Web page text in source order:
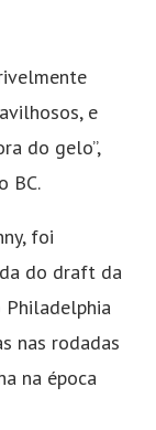
e
do gelo”,
BC.
foi
do draft da
Philadelphia
nas rodadas
na época